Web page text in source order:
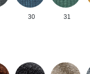
30 31